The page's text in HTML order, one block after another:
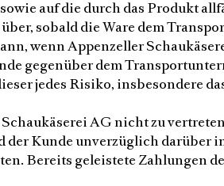
auf die durch das Produkt
sobald die Ware dem
wenn Appenzeller
gegenüber dem
jedes Risiko, insbesondere
AG nicht zu
Kunde unverzüglich darüber
Bereits geleistete Zahlungen